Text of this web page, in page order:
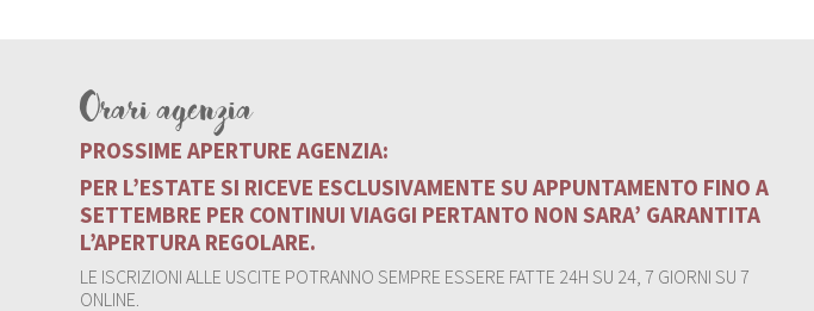
Orari agenzia
PROSSIME APERTURE AGENZIA:
PER L’ESTATE SI RICEVE ESCLUSIVAMENTE SU APPUNTAMENTO FINO A
SETTEMBRE PER CONTINUI VIAGGI PERTANTO NON SARA’ GARANTITA
L’APERTURA REGOLARE.
LE ISCRIZIONI ALLE USCITE POTRANNO SEMPRE ESSERE FATTE 24H SU 24, 7 GIORNI SU 7
ONLINE.